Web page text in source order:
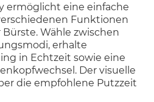
ermöglicht eine einfache
Funktionen
Wähle zwischen
erhalte
in Echtzeit sowie eine
Der visuelle
die empfohlene Putzzeit